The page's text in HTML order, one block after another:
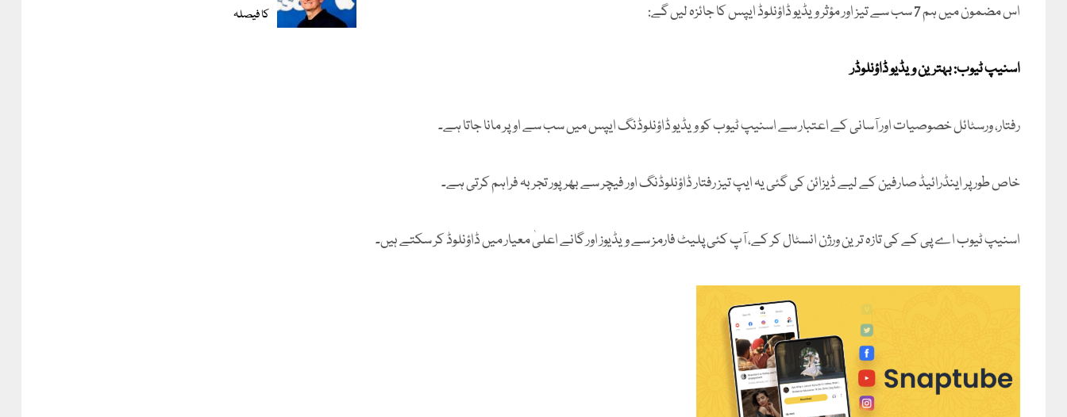
اس مضمون میں ہم 7 سب سے تیز اور مؤثر ویڈیو ڈاؤنلوڈ ایپس کا جائزہ لیں گے:
اسنیپ ٹیوب: بہترین ویڈیو ڈاؤنلوڈر
رفتار، ورسٹائل خصوصیات اور آسانی کے اعتبار سے اسنیپ ٹیوب کو ویڈیو ڈاؤنلوڈنگ ایپس میں سب سے اوپر مانا جاتا ہے۔
خاص طور پر اینڈرائیڈ صارفین کے لیے ڈیزائن کی گئی یہ ایپ تیز رفتار ڈاؤنلوڈنگ اور فیچر سے بھرپور تجربہ فراہم کرتی ہے۔
اسنیپ ٹیوب اے پی کے کی تازہ ترین ورژن انسٹال کر کے، آپ کئی پلیٹ فارمز سے ویڈیوز اور گانے اعلیٰ معیار میں ڈاؤنلوڈ کر سکتے ہیں۔
کا فیصلہ